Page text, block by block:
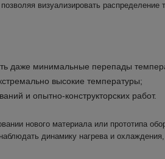
визуализировать распределение
даже минимальные перепады
высокие температуры;
и опытно-конструкторских работ.
нового материала или прототипа
динамику нагрева и